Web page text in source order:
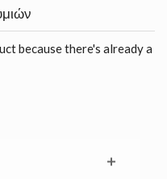
because there's already a